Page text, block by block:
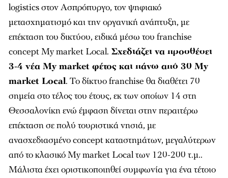
logistics στον Ασπρόπυργο, τον ψηφιακό
μετασχηματισμό και την οργανική ανάπτυξη, με
επέκταση του δικτύου, ειδικά μέσω του franchise
concept My market Local. Σχεδιάζει να προσθέσει
3-4 νέα My market φέτος και πάνω από 30 My
market Local. Το δίκτυο franchise θα διαθέτει 70
σημεία στο τέλος του έτους, εκ των οποίων 14 στη
Θεσσαλονίκη ενώ έμφαση δίνεται στην περαιτέρω
επέκταση σε πολύ τουριστικά νησιά, με
ανασχεδιασμένο concept καταστημάτων, μεγαλύτερων
από το κλασικό My market Local των 120-200 τ.μ..
Μάλιστα έχει οριστικοποιηθεί συμφωνία για ένα τέτοιο